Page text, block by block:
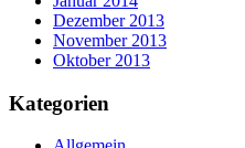
Dezember 2013
November 2013
Oktober 2013
Kategorien